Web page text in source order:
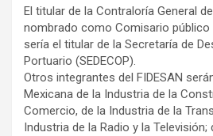
El titular de la Contraloría General
nombrado como Comisario público
sería el titular de la Secretaría de
Portuario (SEDECOP).
Otros integrantes del FIDESAN
Mexicana de la Industria de la
Comercio, de la Industria de la
Industria de la Radio y la Televisión;